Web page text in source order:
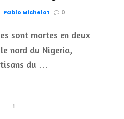
Pablo Michelot 0
sont mortes en deux
nord du Nigeria,
du …
1